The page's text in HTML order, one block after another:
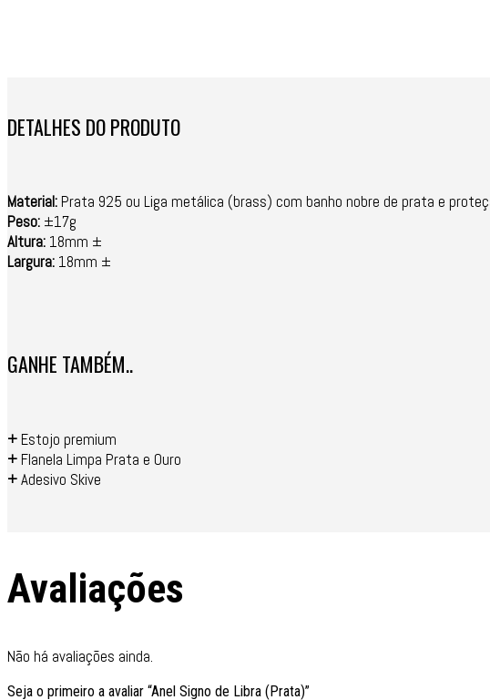
DETALHES DO PRODUTO
Material: Prata 925 ou Liga metálica (brass) com banho nobre de prata e
Peso: ±17g
Altura: 18mm ±
Largura: 18mm ±
GANHE TAMBÉM..
+ Estojo premium
+ Flanela Limpa Prata e Ouro
+Adesivo Skive
Avaliações
Não há avaliações ainda.
Seja o primeiro a avaliar “Anel Signo de Libra (Prata)”